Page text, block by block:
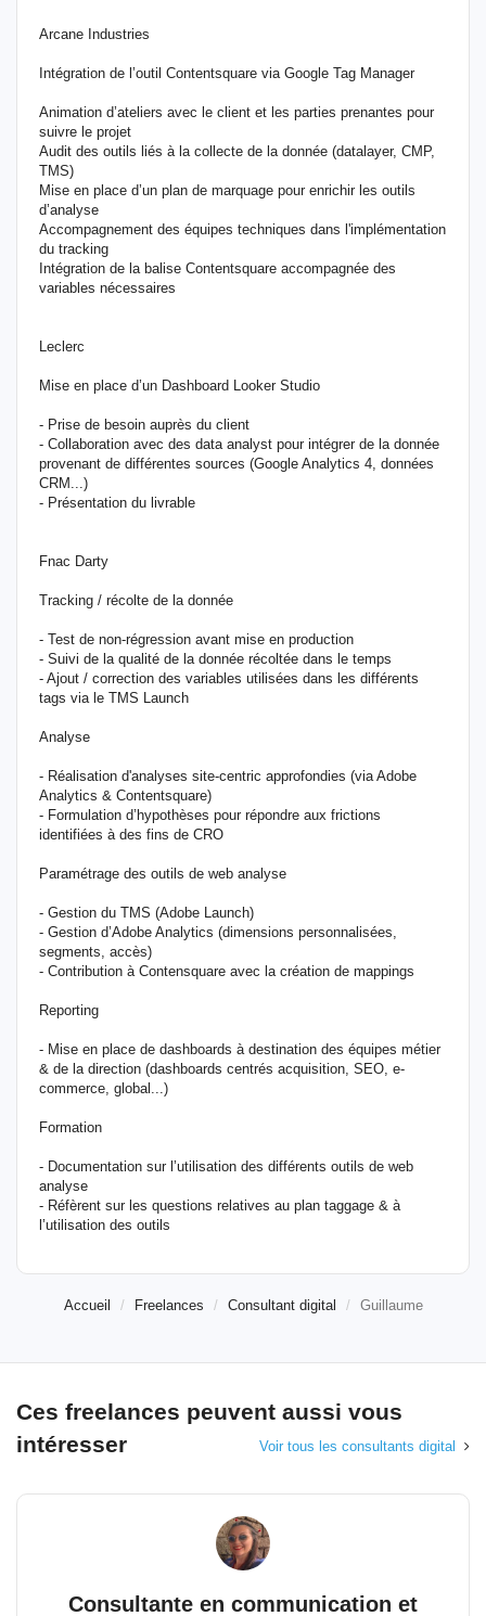
Arcane Industries
Intégration de l’outil Contentsquare via Google Tag Manager
Animation d’ateliers avec le client et les parties prenantes pour
suivre le projet
Audit des outils liés à la collecte de la donnée (datalayer, CMP,
TMS)
Mise en place d’un plan de marquage pour enrichir les outils
d’analyse
Accompagnement des équipes techniques dans l'implémentation
du tracking
Intégration de la balise Contentsquare accompagnée des
variables nécessaires
Leclerc
Mise en place d’un Dashboard Looker Studio
- Prise de besoin auprès du client
- Collaboration avec des data analyst pour intégrer de la donnée
provenant de différentes sources (Google Analytics 4, données
CRM...)
- Présentation du livrable
Fnac Darty
Tracking / récolte de la donnée
- Test de non-régression avant mise en production
- Suivi de la qualité de la donnée récoltée dans le temps
- Ajout / correction des variables utilisées dans les différents
tags via le TMS Launch
Analyse
- Réalisation d'analyses site-centric approfondies (via Adobe
Analytics & Contentsquare)
- Formulation d’hypothèses pour répondre aux frictions
identifiées à des fins de CRO
Paramétrage des outils de web analyse
- Gestion du TMS (Adobe Launch)
- Gestion d’Adobe Analytics (dimensions personnalisées,
segments, accès)
- Contribution à Contensquare avec la création de mappings
Reporting
- Mise en place de dashboards à destination des équipes métier
& de la direction (dashboards centrés acquisition, SEO, e-
commerce, global...)
Formation
- Documentation sur l’utilisation des différents outils de web
analyse
- Réfèrent sur les questions relatives au plan taggage & à
l’utilisation des outils
Accueil Freelances Consultant digital Guillaume
Ces freelances peuvent aussi vous
intéresser
Voir tous les consultants digital
Consultante en communication et